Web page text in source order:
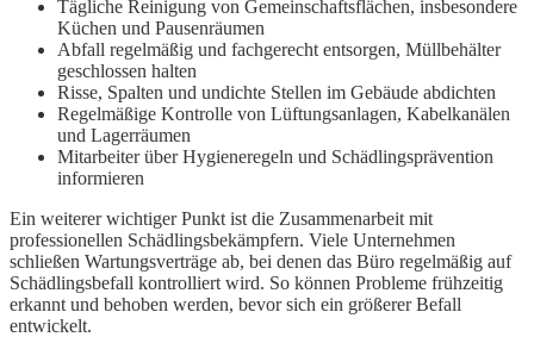
Tägliche Reinigung von Gemeinschaftsflächen, insbesondere
Küchen und Pausenräumen
Abfall regelmäßig und fachgerecht entsorgen, Müllbehälter
geschlossen halten
Risse, Spalten und undichte Stellen im Gebäude abdichten
Regelmäßige Kontrolle von Lüftungsanlagen, Kabelkanälen
und Lagerräumen
Mitarbeiter über Hygieneregeln und Schädlingsprävention
informieren
Ein weiterer wichtiger Punkt ist die Zusammenarbeit mit
professionellen Schädlingsbekämpfern. Viele Unternehmen
schließen Wartungsverträge ab, bei denen das Büro regelmäßig auf
Schädlingsbefall kontrolliert wird. So können Probleme frühzeitig
erkannt und behoben werden, bevor sich ein größerer Befall
entwickelt.